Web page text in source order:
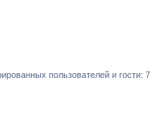
пользователей и гости: 7